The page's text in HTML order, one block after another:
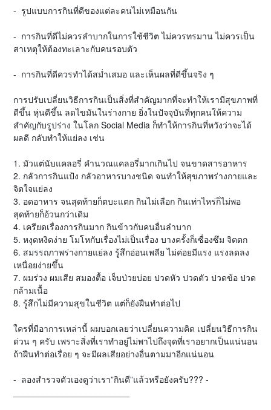
- รูปแบบการกินที่ดีของแต่ละคนไม่เหมือนกัน
- การกินที่ดีไม่ควรลำบากในการใช้ชีวิต ไม่ควรทรมาน ไม่ควรเป็น
สาเหตุให้ต้องทะเลาะกับคนรอบตัว
- การกินที่ดีควรทำได้สม่ำเสมอ และเห็นผลที่ดีขึ้นจริง ๆ
การปรับเปลี่ยนวิธีการกินเป็นสิ่งที่สำคัญมากที่จะทำให้เรามีสุขภาพที่
ดีขึ้น หุ่นดีขึ้น ลดไขมันในร่างกาย ยิ่งในปัจจุบันที่ทุกคนให้ความ
สำคัญกับรูปร่าง ในโลก Social Media ก็ทำให้การกินที่หวังว่าจะได้
ผลดี กลับทำให้แย่ลง เช่น
1. มัวแต่นับแคลอรี่ คำนวณแคลอรี่มากเกินไป จนขาดสารอาหาร
2. กลัวการกินแป้ง กลัวอาหารบางชนิด จนทำให้สุขภาพร่างกายและ
จิตใจแย่ลง
3. อดอาหาร จนสุดท้ายก็ตบะแตก กินไม่เลือก กินเท่าไหร่ก็ไม่พอ
สุดท้ายก็อ้วนกว่าเดิม
4. เครียดเรื่องการกินมาก กินข้าวกับคนอื่นลำบาก
5. หงุดหงิดง่าย โมโหกับเรื่องไม่เป็นเรื่อง บางครั้งก็เซื่องซึม จิตตก
6. สมรรถภาพร่างกายแย่ลง รู้สึกอ่อนเพลีย ไม่ค่อยมีแรง แรงลดลง
เหนื่อยง่ายขึ้น
7. ผมร่วง ผมเสีย สมองตื้อ เจ็บป่วยบ่อย ปวดหัว ปวดตัว ปวดข้อ ปวด
กล้ามเนื้อ
8. รู้สึกไม่มีความสุขในชีวิต แต่ก็ยังฝืนทำต่อไป
ใครที่มีอาการเหล่านี้ ผมบอกเลยว่าเปลี่ยนความคิด เปลี่ยนวิธีการกิน
ด่วน ๆ ครับ เพราะสิ่งที่เราทำอยู่ไม่พาไปถึงจุดที่เราอยากเป็นแน่นอน
ถ้าฝืนทำต่อเรื่อย ๆ จะมีผลเสียอย่างอื่นตามมาอีกแน่นอน
- ลองสำรวจตัวเองดูว่าเรา”กินดี”แล้วหรือยังครับ??? -